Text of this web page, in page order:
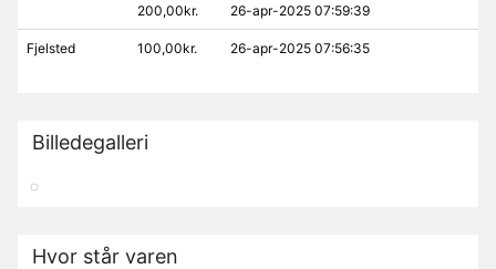
200,00kr. 26-apr-2025 07:59:39
Fjelsted 100,00kr. 26-apr-2025 07:56:35
Billedegalleri
Hvor står varen